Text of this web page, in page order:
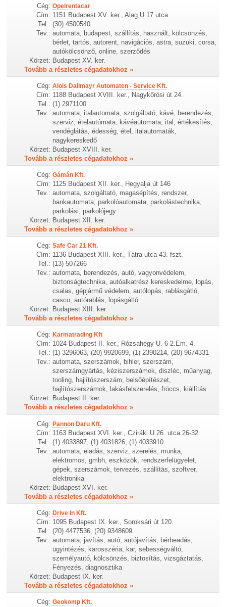
Cég: Opelrentacar
Cím: 1151 Budapest XV. ker., Alag U.17 utca
Tel.: (30) 4500540
Tev.: automata, budapest, szállítás, használt, kölcsönzés,
bérlet, tartós, autorent, navigációs, astra, suzuki, corsa,
autókölcsönző, online, szerződés
Körzet: Budapest XV. ker.
Tovább a részletes cégadatokhoz »
Cég: Alois Dallmayr Automaten - Service Kft.
Cím: 1188 Budapest XVIII. ker., Nagykőrösi út 24.
Tel.: (1) 2971100
Tev.: automata, italautomata, szolgáltató, kávé, berendezés,
szerviz, ételautómata, kávéautomata, ital, értékesítés,
vendéglátás, édesség, étel, italautomaták,
nagykereskedő
Körzet: Budapest XVIII. ker.
Tovább a részletes cégadatokhoz »
Cég: Gámán Kft.
Cím: 1125 Budapest XII. ker., Hegyalja út 146
Tev.: automata, szolgáltató, magasépítés, rendszer,
bankautomata, parkolóautomata, parkolástechnika,
parkolási, parkolójegy
Körzet: Budapest XII. ker.
Tovább a részletes cégadatokhoz »
Cég: Safe Car 21 Kft.
Cím: 1136 Budapest XIII. ker., Tátra utca 43. fszt.
Tel.: (13) 507266
Tev.: automata, berendezés, autó, vagyonvédelem,
biztonságtechnika, autóalkatrész kereskedelme, lopás,
csalas, gépjármű védelem, autólopás, rablásgátló,
casco, autórablás, lopásgátló
Körzet: Budapest XIII. ker.
Tovább a részletes cégadatokhoz »
Cég: Karmatrading Kft
Cím: 1024 Budapest II. ker., Rózsahegy U. 6 2.Em. 4.
Tel.: (1) 3296063, (20) 9920699, (1) 2390214, (20) 9674331
Tev.: automata, szerszámok, bihler, szerszám,
szerszámgyártás, kéziszerszámok, diszléc, műanyag,
tooling, hajlítószerszám, belsőépítészet,
hajlítószerszámok, lakásfelszerelés, fröccs, kiállítás
Körzet: Budapest II. ker.
Tovább a részletes cégadatokhoz »
Cég: Pannon Daru Kft.
Cím: 1163 Budapest XVI. ker., Cziráki U.26. utca 26-32.
Tel.: (1) 4033897, (1) 4031826, (1) 4033910
Tev.: automata, eladás, szerviz, szerelés, munka,
elektromos, gmbh, eszközök, rendszerfelügyelet,
gépek, szerszámok, tervezés, szállítás, szoftver,
elektronika
Körzet: Budapest XVI. ker.
Tovább a részletes cégadatokhoz »
Cég: Drive In Kft.
Cím: 1095 Budapest IX. ker., Soroksári út 120.
Tel.: (20) 4477536, (20) 9348609
Tev.: automata, javítás, autó, autójavítás, bérbeadás,
ügyintézés, karosszéria, kar, sebességváltó,
személyautó, kölcsönzés, biztosítás, vizsgáztatás,
Fényezés, diagnosztika
Körzet: Budapest IX. ker.
Tovább a részletes cégadatokhoz »
Cég: Geokomp Kft.